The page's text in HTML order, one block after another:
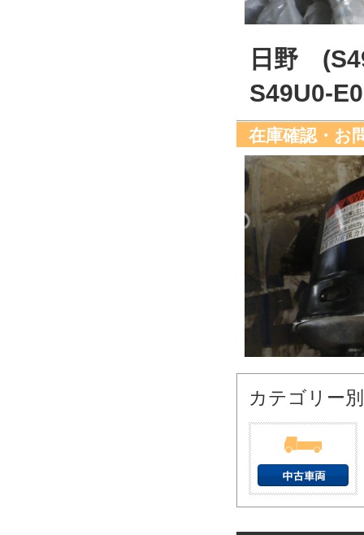
日野
S49U0-
在庫確認・お
カテゴリー